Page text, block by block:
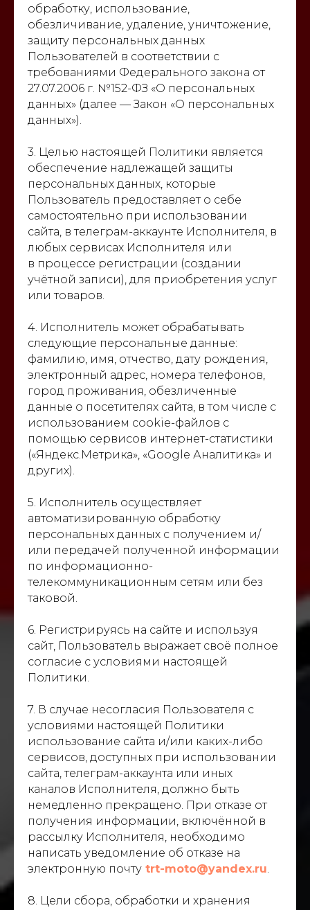
обработку, использование,
обезличивание, удаление, уничтожение,
защиту персональных данных
Пользователей в соответствии с
требованиями Федерального закона от
27.07.2006 г. №152-ФЗ «О персональных
данных» (далее — Закон «О персональных
данных»).
3. Целью настоящей Политики является
обеспечение надлежащей защиты
персональных данных, которые
Пользователь предоставляет о себе
самостоятельно при использовании
сайта, в телеграм-аккаунте Исполнителя, в
любых сервисах Исполнителя или
в процессе регистрации (создании
учётной записи), для приобретения услуг
или товаров.
4. Исполнитель может обрабатывать
следующие персональные данные:
фамилию, имя, отчество, дату рождения,
электронный адрес, номера телефонов,
город проживания, обезличенные
данные о посетителях сайта, в том числе с
использованием cookie-файлов с
помощью сервисов интернет-статистики
(«Яндекс.Метрика», «Google Аналитика» и
других).
5. Исполнитель осуществляет
автоматизированную обработку
персональных данных с получением и/
или передачей полученной информации
по информационно-
телекоммуникационным сетям или без
таковой.
6. Регистрируясь на сайте и используя
сайт, Пользователь выражает своё полное
согласие с условиями настоящей
Политики.
7. В случае несогласия Пользователя с
условиями настоящей Политики
использование сайта и/или каких-либо
сервисов, доступных при использовании
сайта, телеграм-аккаунта или иных
каналов Исполнителя, должно быть
немедленно прекращено. При отказе от
получения информации, включённой в
рассылку Исполнителя, необходимо
написать уведомление об отказе на
электронную почту trt-moto@yandex.ru.
8. Цели сбора, обработки и хранения